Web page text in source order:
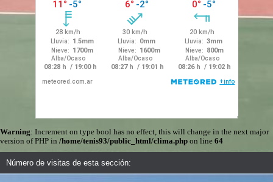
Warning: Increment on type bool has no effect, this will change in the next major
version of PHP in /home/tenis93/public_html/clima.php on line 64
Número de visitas de esta sección: